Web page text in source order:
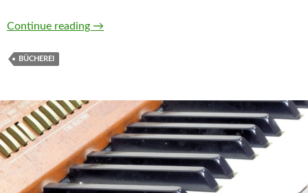
Continue reading Autorenlesung für Kinder | 4.4.25 16.00 Uhr
→
BÜCHEREI